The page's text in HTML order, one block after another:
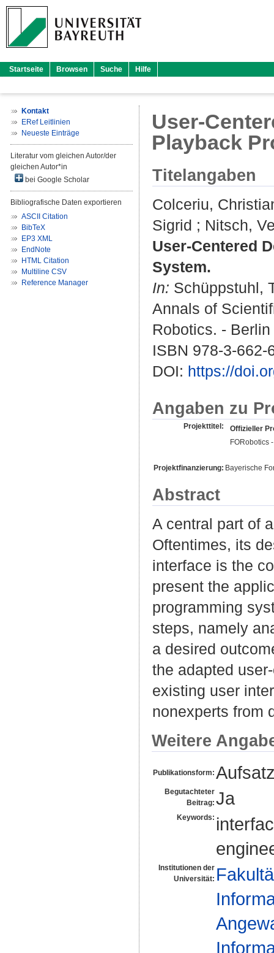
Startseite Browsen Suche Hilfe
Kontakt
ERef Leitlinien
Neueste Einträge
Literatur vom gleichen Autor/der
gleichen Autor*in
bei Google Scholar
Bibliografische Daten exportieren
ASCII Citation
BibTeX
EP3 XML
EndNote
HTML Citation
Multiline CSV
Reference Manager
User-
Playback
Titelangaben
Colceriu,
Sigrid ; Nitsch,
User-Centered
System.
In: Schüppstuhl,
Annals of
Robotics. -
ISBN 978-3-662-
DOI: https://
Angaben zu
Projekttitel:
Offizieller
FORobotics
Projektfinanzierung: Bayerische
Abstract
A central part of
Oftentimes, its
interface is the
present the
programming
steps, namely
a desired
the adapted
existing user
nonexperts from
Weitere
Publikationsform:
Begutachteter
Beitrag: Ja
Keywords:
Institutionen der
Universität: